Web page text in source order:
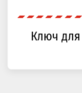
Ключ для